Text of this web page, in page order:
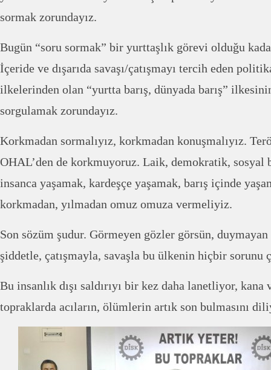
sormak zorundayız.
Bugün “soru sormak” bir yurttaşlık görevi olduğu
İçeride ve dışarıda savaşı/çatışmayı tercih eden
ilkelerinden olan “yurtta barış, dünyada barış”
sorgulamak zorundayız.
Korkmadan sormalıyız, korkmadan konuşmalıyız.
OHAL’den de korkmuyoruz. Laik, demokratik, sosyal
insanca yaşamak, kardeşçe yaşamak, barış içinde
korkmadan, yılmadan omuz omuza vermeliyiz.
Son sözüm şudur. Görmeyen gözler görsün,
şiddetle, çatışmayla, savaşla bu ülkenin hiçbir sorunu
Bu insanlık dışı saldırıyı bir kez daha lanetliyor, kana
topraklarda acıların, ölümlerin artık son bulmasını